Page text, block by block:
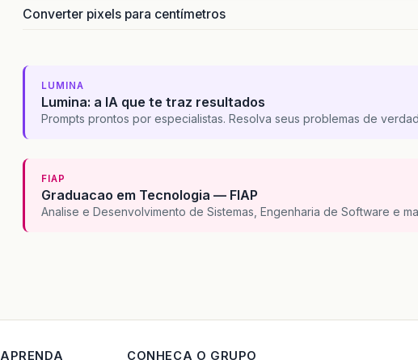
Converter pixels para centímetros
LUMINA
Lumina: a IA que te traz resultados
Prompts prontos por especialistas. Resolva seus problemas de
FIAP
Graduacao em Tecnologia — FIAP
Analise e Desenvolvimento de Sistemas, Engenharia de Software e
APRENDA CONHECA O GRUPO